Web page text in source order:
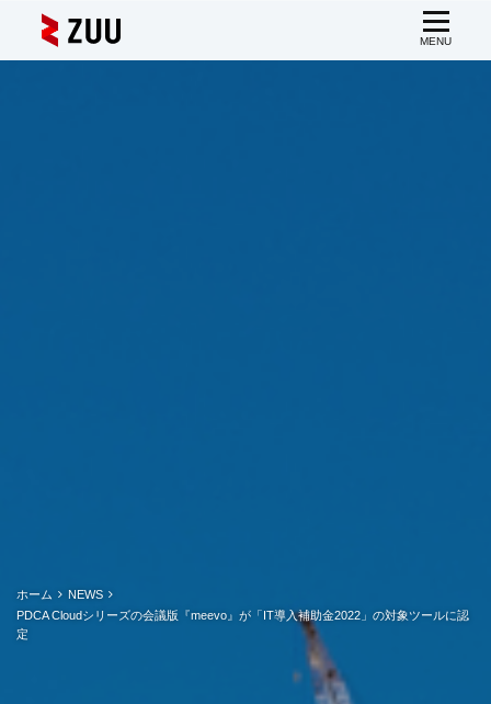
ホーム
NEWS
PDCA Cloudシリーズの会議版『meevo』が「IT導入補助金2022」の対象ツールに認
定